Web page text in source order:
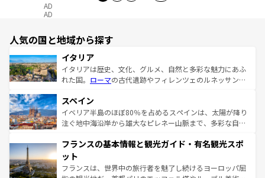
AD
AD
人気の国と地域から探す
イタリア
イタリアは歴史、文化、グルメ、自然と多彩な魅力にあふ
れた国。 ローマの古代遺跡やフィレンツェのルネッサンス
ろん、トスカーナの美しい田園風景やアマルフィ海岸の絶
景など、自然景観も見逃せない。観光の合間には、本場の
ピザやパスタなど、絶品のイタリア料理を堪能することも
ませてくれるイタリアで、忘れられない旅をしてみよう！
なお、新着のイタリア情報は
しい。
スペイン
イベリア半島のほぼ80％を占めるスペインは、太陽が降り
注ぐ地中海沿岸から雄大なピレネー山脈まで、多彩な自然
文化が根付くこの国では、情熱的なフラメンコ、熱気あふ
れる闘牛、そして美味しいタパスが生活の一部となってい
る。首都マドリードの洗練された雰囲気や、バルセロナの
アートに溢れた街角から、地方では古代ローマ遺跡や中世
フランスの基本情報と観光ガイド・有名観光スポ
ット
フランスは、世界中の旅行者を魅了し続けるヨーロッパ屈